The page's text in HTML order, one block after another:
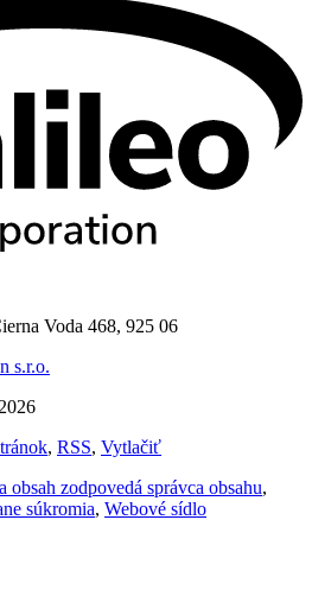
Voda 468, 925 06
s.r.o.
, RSS, Vytlačiť
obsah zodpovedá správca obsahu,
súkromia, Webové sídlo